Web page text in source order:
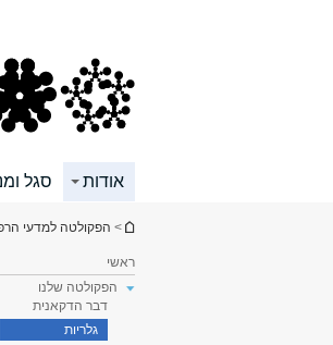
אודות סגל
הינך נמצא כאן
> הפקולטה למדעי
ראשי
הפקולטה שלנו
דבר הדקאנית
גלריות